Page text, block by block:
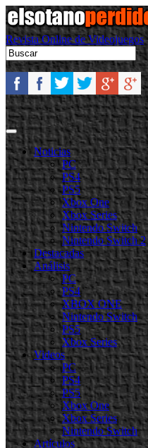
Revista Online de Videojuegos
Noticias
PC
PS4
PS5
Xbox One
Xbox Series
Nintendo Switch
Nintendo Switch 2
Destacadas
Análisis
PC
PS4
XBOX ONE
Nintendo Switch
PS5
Xbox Series
Videos
PC
PS4
PS5
Xbox One
Xbox Series
Nintendo Switch
Artículos